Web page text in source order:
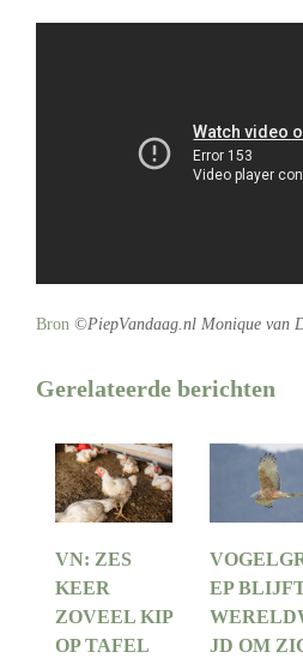
Bron ©PiepVandaag.nl Monique van
Gerelateerde berichten
VN: ZES
KEER
ZOVEEL KIP
OP TAFEL
EP
JD OM